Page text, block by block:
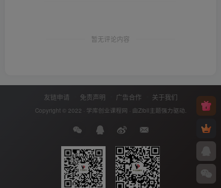
暂无评论内容
友链申请 免责声明 广告合作 关于我们
Copyright © 2022 · 学库创业课程网 · 由Zibll主题强力驱动.